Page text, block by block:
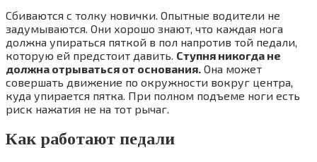
Сбиваются с толку новички. Опытные водители не
задумываются. Они хорошо знают, что каждая нога
должна упираться пяткой в пол напротив той педали,
которую ей предстоит давить. Ступня никогда не
должна отрываться от основания. Она может
совершать движение по окружности вокруг центра,
куда упирается пятка. При полном подъеме ноги есть
риск нажатия не на тот рычаг.
Как работают педали